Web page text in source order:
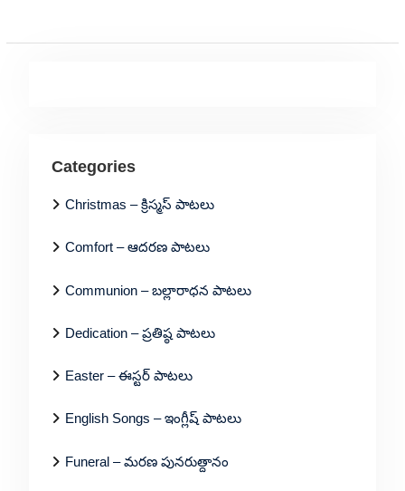
Categories
Christmas – క్రిస్మస్ పాటలు
Comfort – ఆదరణ పాటలు
Communion – బల్లారాధన పాటలు
Dedication – ప్రతిష్ఠ పాటలు
Easter – ఈస్టర్ పాటలు
English Songs – ఇంగ్లీష్ పాటలు
Funeral – మరణ పునరుత్దానం